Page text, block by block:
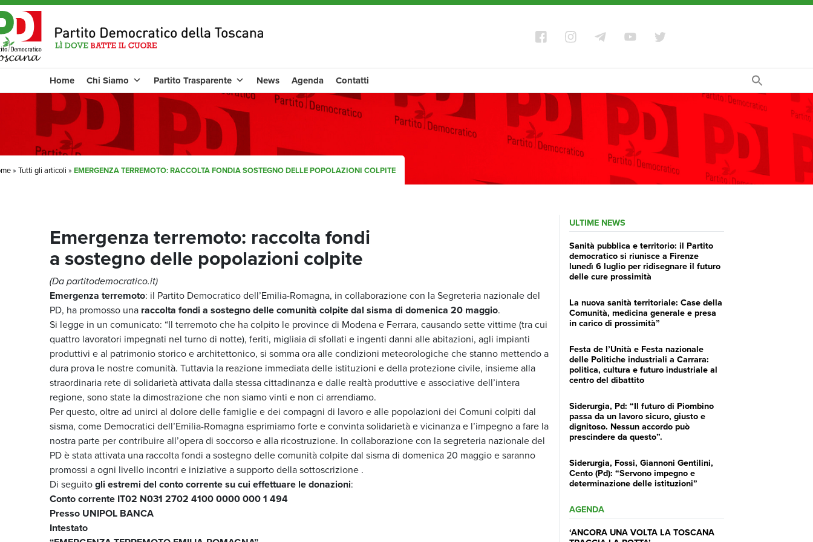
Home Chi Siamo Partito Trasparente News Agenda Contatti
» Tutti gli articoli » EMERGENZA TERREMOTO: RACCOLTA FONDIA SOSTEGNO DELLE POPOLAZIONI COLPITE
Emergenza terremoto: raccolta fondi
a sostegno delle popolazioni colpite
(Da partitodemocratico.it)
Emergenza terremoto: il Partito Democratico dell’Emilia-Romagna, in collaborazione con la Segreteria nazionale del
PD, ha promosso una raccolta fondi a sostegno delle comunità colpite dal sisma di domenica 20 maggio.
Si legge in un comunicato: “Il terremoto che ha colpito le province di Modena e Ferrara, causando sette vittime (tra cui
quattro lavoratori impegnati nel turno di notte), feriti, migliaia di sfollati e ingenti danni alle abitazioni, agli impianti
produttivi e al patrimonio storico e architettonico, si somma ora alle condizioni meteorologiche che stanno mettendo a
dura prova le nostre comunità. Tuttavia la reazione immediata delle istituzioni e della protezione civile, insieme alla
straordinaria rete di solidarietà attivata dalla stessa cittadinanza e dalle realtà produttive e associative dell’intera
regione, sono state la dimostrazione che non siamo vinti e non ci arrendiamo.
Per questo, oltre ad unirci al dolore delle famiglie e dei compagni di lavoro e alle popolazioni dei Comuni colpiti dal
sisma, come Democratici dell’Emilia-Romagna esprimiamo forte e convinta solidarietà e vicinanza e l’impegno a fare la
nostra parte per contribuire all’opera di soccorso e alla ricostruzione. In collaborazione con la segreteria nazionale del
PD è stata attivata una raccolta fondi a sostegno delle comunità colpite dal sisma di domenica 20 maggio e saranno
promossi a ogni livello incontri e iniziative a supporto della sottoscrizione .
Di seguitogli estremi del conto corrente su cui effettuare le donazioni:
Conto corrente IT02 N031 2702 4100 0000 000 1 494
Presso UNIPOL BANCA
Intestato
ULTIME NEWS
Sanità pubblica e territorio: il Partito
democratico si riunisce a Firenze
lunedì 6 luglio per ridisegnare il futuro
delle cure prossimità
La nuova sanità territoriale: Case della
Comunità, medicina generale e presa
in carico di prossimità”
Festa de l’Unità e Festa nazionale
delle Politiche industriali a Carrara:
politica, cultura e futuro industriale al
centro del dibattito
Siderurgia, Pd: “Il futuro di Piombino
passa da un lavoro sicuro, giusto e
dignitoso. Nessun accordo può
prescindere da questo”.
Siderurgia, Fossi, Giannoni Gentilini,
Cento (Pd): “Servono impegno e
determinazione delle istituzioni”
AGENDA
‘ANCORA UNA VOLTA LA TOSCANA